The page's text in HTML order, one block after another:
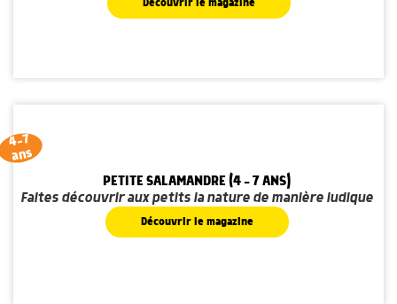
Découvrir le magazine
4-7
ans
PETITE SALAMANDRE (4 - 7 ANS)
Faites découvrir aux petits la nature de manière ludique
Découvrir le magazine